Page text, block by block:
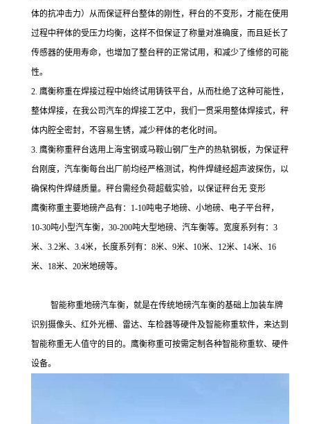
体的抗冲击力）从而保证秤台整体的刚性，秤台的不变形，才能在使用
过程中秤体的受压力均衡，这样不但保证了称量对准确度，而且延长了
传感器的使用寿命，也增加了整台秤的正常试用，和减少了维修的可能
性。
2. 鹰衡称重在焊接过程中始终试用铸铁平台，从而杜绝了这种可能性，
整体焊接，在我公司汽车的焊接工艺中，我们一贯采用整体焊接式，秤
体内腔全密封，不容易生锈，减少秤体的老化时间。
3. 鹰衡称重秤台选用上海宝钢或马鞍山钢厂生产的热轨钢板，为保证秤
台刚度，汽车衡每台出厂前均经严格测试，构件焊缝经超声波探伤，以
确保构件焊缝质量。秤台需经负荷超载实验，以保证秤台无 变形
鹰衡称重主要地磅产品有：1-10吨电子地磅、小地磅、电子平台秤，
10-30吨小型汽车衡，30-200吨大型地磅、汽车衡等。宽度系列有：3
米、3.2米、3.4米，长度系列有：8米、9米、10米、12米、14米、16
米、18米、20米地磅等。
智能称重地磅汽车衡，就是在传统地磅汽车衡的基础上加装车牌
识别摄像头、红外光栅、雷达、车检器等硬件及智能称重软件，来达到
智能称重无人值守的目的。鹰衡称重可按需定制各种智能称重软、硬件
设备。